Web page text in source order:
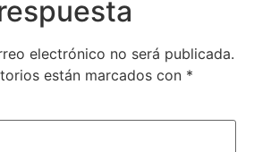
electrónico no será publicada.
están marcados con *